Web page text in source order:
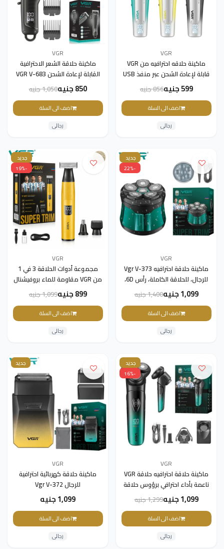
VGR
ماكينة حلاقه احترافيه من VGR
قابلة لإعادة الشحن عبر منفذ USB
939
599 جنيه 856 جنيه
اضف الى السلة
رجالى
VGR
ماكينة حلاقة الشعر الاحترافية
القابلة لإعادة الشحن VGR V-683
للرجال
850 جنيه 1,050 جنيه
اضف الى السلة
رجالى
جديد
-22%
VGR
ماكينة حلاقة احترافيه Vgr V-373
للرجال، للحلاقة الكاملة، رأس 6D،
أخضر
1,099 جنيه 1,400 جنيه
اضف الى السلة
رجالى
جديد
-19%
VGR
مجموعة أدوات الحلاقة 3 في 1
من VGR مقاومة للماء بروفيشنال
قابلة للشحن للاستعمال الرطب
والجاف، V-633899 جنيه 1,099 جنيه
اضف الى السلة
رجالى
جديد
-16%
VGR
ماكينة حلاقة احترافيه حلاقة VGR
ناعمة بأداء احترافي برؤوس حلاقة
ثلاثية مرنة V-3911,099 جنيه 1,299 جنيه
اضف الى السلة
رجالى
جديد
VGR
ماكينة حلاقة كهربائية احترافية
للرجال Vgr V-372
1,099 جنيه
اضف الى السلة
رجالى